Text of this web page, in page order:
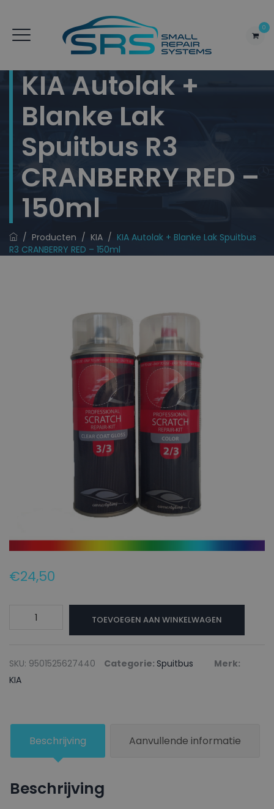
0
KIA Autolak +
Blanke Lak
Spuitbus R3
CRANBERRY RED –
150ml
/ Producten / KIA / KIA Autolak + Blanke Lak Spuitbus
R3 CRANBERRY RED – 150ml
€24,50
Blanke
lak
CRANBERRY
-
aantal
TOEVOEGEN AAN WINKELWAGEN
SKU: 9501525627440 Categorie: Spuitbus
Merk:
KIA
Beschrijving Aanvullende informatie
Beschrijving